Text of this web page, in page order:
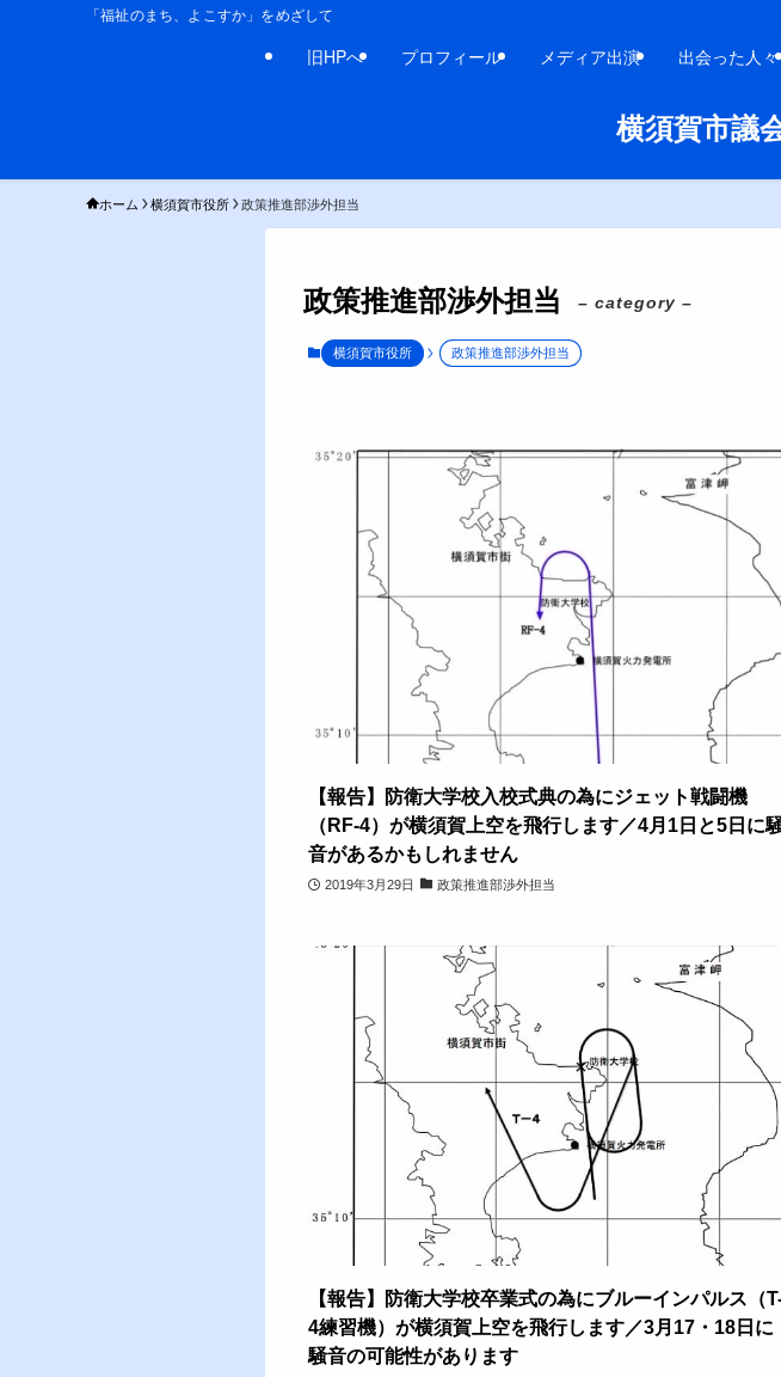
「福祉のまち、よこすか」をめざして
横須賀市議
旧HPへ プロフィール メディア出演 出会った人々
ホーム 横須賀市役所 政策推進部渉外担当
政策推進部渉外担当 – category –
横須賀市役所 政策推進部渉外担当
【報告】防衛大学校入校式典の為にジェット戦闘機
（RF-4）が横須賀上空を飛行します／4月1日と5日に
音があるかもしれません
2019年3月29日 政策推進部渉外担当
【報告】防衛大学校卒業式の為にブルーインパルス（
4練習機）が横須賀上空を飛行します／3月17・18日に
騒音の可能性があります